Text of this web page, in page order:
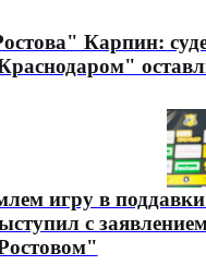
Карпин:
игру в
с